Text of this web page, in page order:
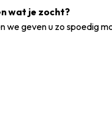
wat je zocht?
we geven u zo spoedig